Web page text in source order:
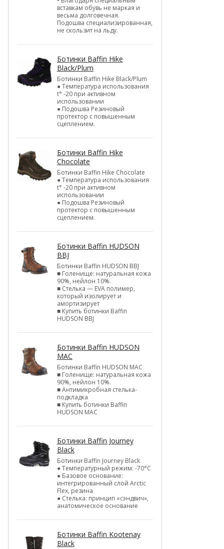
вставкам обувь не маркая и
весьма долговечная.
Подошва специализированная,
не скользит на льду.
Ботинки Baffin Hike
Black/Plum
Ботинки Baffin Hike Black/Plum
● Температура использования
t° -20 при активном
использовании
● Подошва Резиновый
протектор с повышенным
сцеплением.
Ботинки Baffin Hike
Chocolate
Ботинки Baffin Hike Chocolate
● Температура использования
t° -20 при активном
использовании
● Подошва Резиновый
протектор с повышенным
сцеплением.
Ботинки Baffin HUDSON
BBJ
Ботинки Baffin HUDSON BBJ
■ Голенище: натуральная кожа
90%, нейлон 10%.
■ Стелька — EVA полимер,
который изолирует и
амортизирует
■ Купить ботинки Baffin
HUDSON BBJ
Ботинки Baffin HUDSON
MAC
Ботинки Baffin HUDSON MAC
■ Голенище: натуральная кожа
90%, нейлон 10%.
■ Антимикробная стелька-
подкладка
■ Купить ботинки Baffin
HUDSON MAC
Ботинки Baffin Journey
Black
Ботинки Baffin Journey Black
● Температурный режим: -70°С
● Базовое основание:
интегрированный слой Arctic
Flex, резина
● Стелька: принцип «сэндвич»,
анатомическое основание
Ботинки Baffin Kootenay
Black